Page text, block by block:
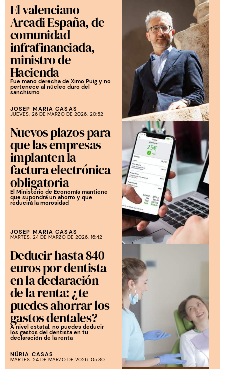
El valenciano
Arcadi España, de
comunidad
infrafinanciada,
ministro de
Hacienda
Fue mano derecha de Ximo Puig y no
pertenece al núcleo duro del
sanchismo
JOSEP MARIA CASAS
JUEVES, 26 DE MARZO DE 2026. 20:52
Nuevos plazos para
que las empresas
implanten la
factura electrónica
obligatoria
El Ministerio de Economía mantiene
que supondrá un ahorro y que
reducirá la morosidad
JOSEP MARIA CASAS
MARTES, 24 DE MARZO DE 2026. 16:42
Deducir hasta 840
euros por dentista
en la declaración
de la renta: ¿te
puedes ahorrar los
gastos dentales?
A nivel estatal, no puedes deducir
los gastos del dentista en tu
declaración de la renta
NÚRIA CASAS
MARTES, 24 DE MARZO DE 2026. 05:30